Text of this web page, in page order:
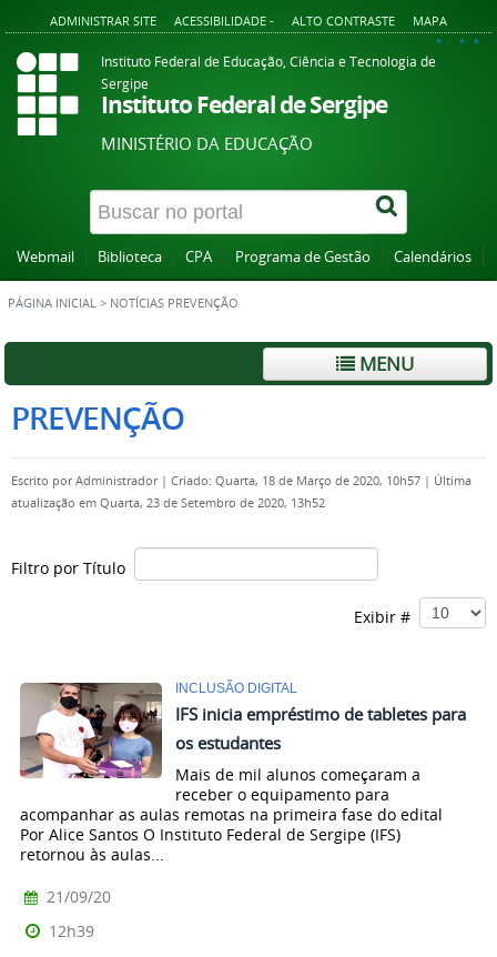
ADMINISTRAR SITE ACESSIBILIDADE - ALTO CONTRASTE MAPA
A+ A A-
Instituto Federal de Educação, Ciência e Tecnologia de
Sergipe
Instituto Federal de Sergipe
MINISTÉRIO DA EDUCAÇÃO
Webmail Biblioteca CPA Programa de Gestão Calendários
PÁGINA INICIAL > NOTÍCIAS PREVENÇÃO
MENU
PREVENÇÃO
Escrito porAdministrador | Criado: Quarta, 18 de Março de 2020, 10h57 | Última
atualização em Quarta, 23 de Setembro de 2020, 13h52
Filtro por Título
Exibir #
INCLUSÃO DIGITAL
IFS inicia empréstimo de tabletes para
os estudantes
Mais de mil alunos começaram a
receber o equipamento para
acompanhar as aulas remotas na primeira fase do edital
Por Alice Santos O Instituto Federal de Sergipe (IFS)
retornou às aulas...
21/09/20
12h39